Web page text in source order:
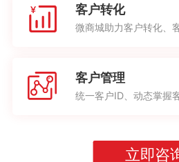
客户转化
微商城助力客户转化、
客户管理
统一客户ID、动态掌握
立即咨